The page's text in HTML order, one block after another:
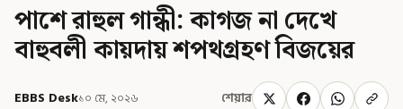
পাশে রাহুল গান্ধী: কাগজ না দেখে
বাহুবলী কায়দায় শপথগ্রহণ বিজয়ের
EBBS Desk১০ মে, ২০২৬ শেয়ার